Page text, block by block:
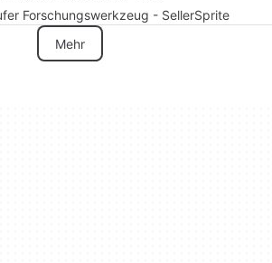
Forschungswerkzeug - SellerSprite
Mehr